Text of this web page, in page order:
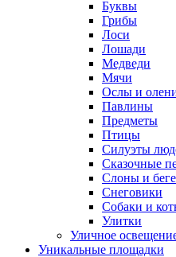
Буквы
Грибы
Лоси
Лошади
Медведи
Мячи
Ослы и
Павлины
Предметы
Птицы
Силуэты
Сказочные
Слоны и
Снеговики
Собаки и
Улитки
Уличное
Уникальные площадки